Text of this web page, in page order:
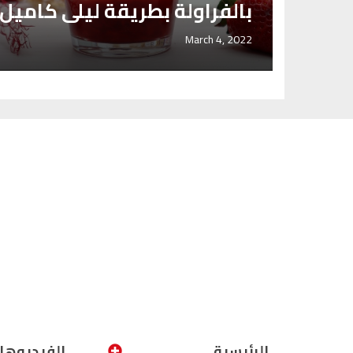
بالفراولة بطريقة ليلى كاميل
March 4, 2022